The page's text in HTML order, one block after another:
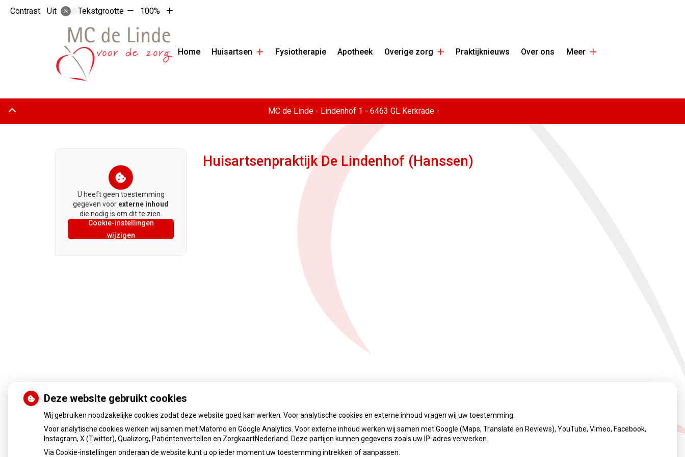
Contrast Uit Tekstgrootte Tekst
met
10%
100%
Tekst
met
10%
Home Huisartsen
Huisartsen
Fysiotherapie Apotheek Overige zorg
Overige
Praktijknieuws Over ons
Meer
Adresgegevens MC de Linde - Lindenhof 1 -6463 GL Kerkrade -
Huisartsenpraktijk De Lindenhof (Hanssen)
U heeft geen toestemming
gegeven voor externe inhoud
die nodig is om dit te zien.
Cookie-instellingen
wijzigen
Deze website gebruikt cookies
Wij gebruiken noodzakelijke cookies zodat deze website goed kan werken. Voor analytische cookies en externe inhoud vragen wij uw toestemming.
Voor analytische cookies werken wij samen met Matomo en Google Analytics. Voor externe inhoud werken wij samen met Google (Maps, Translate en Reviews), YouTube, Vimeo, Facebook,
Instagram, X (Twitter), Qualizorg, Patiëntenvertellen en ZorgkaartNederland. Deze partijen kunnen gegevens zoals uw IP-adres verwerken.
Via Cookie-instellingen onderaan de website kunt u op ieder moment uw toestemming intrekken of aanpassen.